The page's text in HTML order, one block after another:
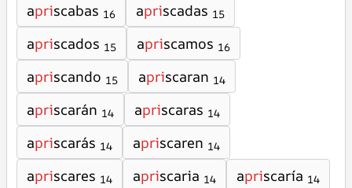
apriscabas 16 apriscadas 15
apriscados 15 apriscamos 16
apriscando 15 apriscaran 14
apriscarán 14 apriscaras 14
apriscarás 14 apriscaren 14
apriscares 14 apriscaria 14 apriscaría 14